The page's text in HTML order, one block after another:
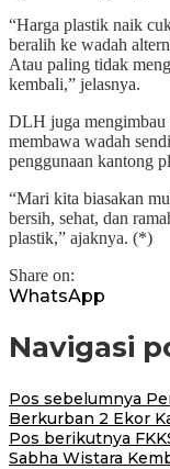
“Harga plastik naik
beralih ke wadah
Atau paling tidak
kembali,” jelasnya.
DLH juga mengimbau
membawa wadah
penggunaan kantong
“Mari kita biasakan
bersih, sehat, dan
plastik,” ajaknya. (*)
Share on:
WhatsApp
Navigasi
Pos sebelumnya
Berkurban 2 Ekor
Pos berikutnya
Sabha Wistara